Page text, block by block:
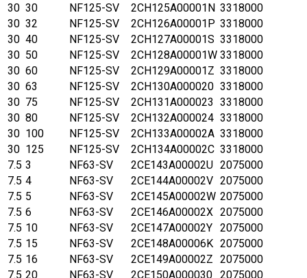
30 30 NF125-SV 2CH125A00001N 3318000
30 32 NF125-SV 2CH126A00001P 3318000
30 40 NF125-SV 2CH127A00001S 3318000
30 50 NF125-SV 2CH128A00001W 3318000
30 60 NF125-SV 2CH129A00001Z 3318000
30 63 NF125-SV 2CH130A000020 3318000
30 75 NF125-SV 2CH131A000023 3318000
30 80 NF125-SV 2CH132A000024 3318000
30 100 NF125-SV 2CH133A00002A 3318000
30 125 NF125-SV 2CH134A00002C 3318000
7.5 3 NF63-SV 2CE143A00002U 2075000
7.5 4 NF63-SV 2CE144A00002V 2075000
7.5 5 NF63-SV 2CE145A00002W 2075000
7.5 6 NF63-SV 2CE146A00002X 2075000
7.5 10 NF63-SV 2CE147A00002Y 2075000
7.5 15 NF63-SV 2CE148A00006K 2075000
7.5 16 NF63-SV 2CE149A00002Z 2075000
7.5 20 NF63-SV 2CE150A000030 2075000